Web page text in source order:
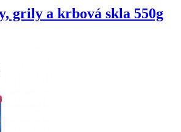
grily a krbová skla 550g